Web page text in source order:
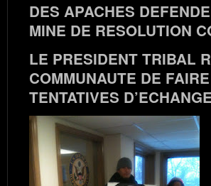
DES APACHES
MINE DE RESOLUTION
LE PRESIDENT TRIBAL
COMMUNAUTE DE
TENTATIVES